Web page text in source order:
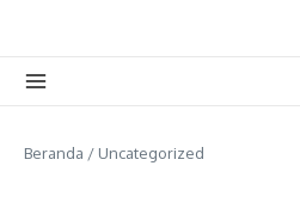
Beranda / Uncategorized